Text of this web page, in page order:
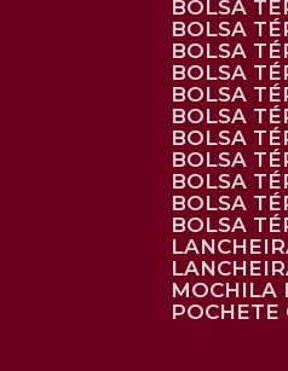
BOLSA
BOLSA
BOLSA
BOLSA
BOLSA
BOLSA
BOLSA
BOLSA
BOLSA
BOLSA
BOLSA